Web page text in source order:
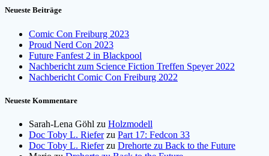
Neueste Beiträge
Comic Con Freiburg 2023
Proud Nerd Con 2023
Future Fanfest 2 in Blackpool
Nachbericht zum Science Fiction Treffen Speyer 2022
Nachbericht Comic Con Freiburg 2022
Neueste Kommentare
Sarah-Lena Göhl zu Holzmodell
Doc Toby L. Rieferzu Part 17: Fedcon 33
Doc Toby L. Rieferzu Drehorte zu Back to the Future